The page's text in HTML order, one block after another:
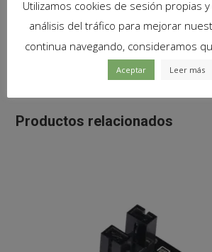
Contenido del
1xModulo MQ2 sensor de Humo
Productos relacionados
Utilizamos cookies de sesión propias
análisis del tráfico para mejorar
continua navegando, consideramos
Aceptar Leer más